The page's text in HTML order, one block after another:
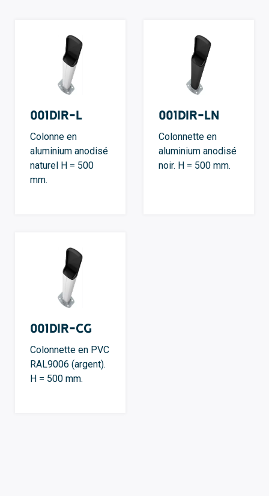
001DIR-L
Colonne en
aluminium anodisé
naturel H = 500
mm.
001DIR-LN
Colonnette en
aluminium anodisé
noir. H = 500 mm.
001DIR-CG
Colonnette en PVC
RAL9006 (argent).
H = 500 mm.